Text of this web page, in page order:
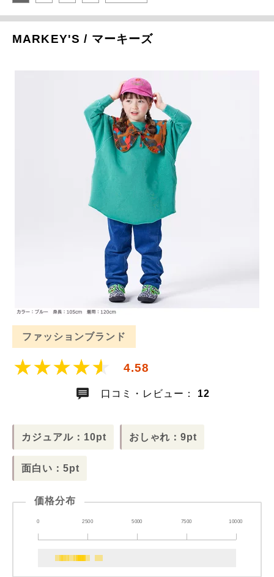
MARKEY'S / マーキーズ
ファッションブランド
4.58
口コミ・レビュー： 12
カジュアル：10pt おしゃれ：9pt
面白い：5pt
価格分布
0 2500 5000 7500 10000